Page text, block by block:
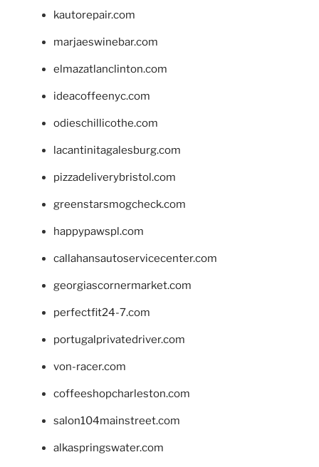
kautorepair.com
marjaeswinebar.com
elmazatlanclinton.com
ideacoffeenyc.com
odieschillicothe.com
lacantinitagalesburg.com
pizzadeliverybristol.com
greenstarsmogcheck.com
happypawspl.com
callahansautoservicecenter.com
georgiascornermarket.com
perfectfit24-7.com
portugalprivatedriver.com
von-racer.com
coffeeshopcharleston.com
salon104mainstreet.com
alkaspringswater.com